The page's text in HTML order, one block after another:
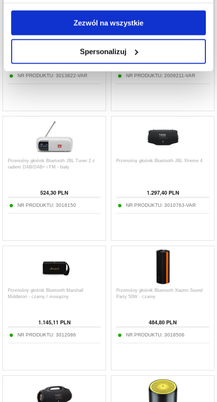
Zezwól na wszystkie
Spersonalizuj
682,31PLN
NR PRODUKTU: 3013822-VAR
225,20PLN
NR PRODUKTU: 2009211-VAR
Przenośny głośnik Bluetooth JBL Tuner 2 z
radiem DAB/DAB+ i FM - biały
524,30 PLN
NR PRODUKTU: 3018150
Przenośny głośnik Bluetooth JBL Xtreme 4
1.297,40PLN
NR PRODUKTU: 3010763-VAR
Przenośny głośnik Bluetooth Marshall
Middleton - czarny / mosiężny
1.145,11 PLN
NR PRODUKTU: 3012086
Przenośny głośnik Bluetooth Xiaomi Sound
Party 50W - czarny
484,80 PLN
NR PRODUKTU: 3018506